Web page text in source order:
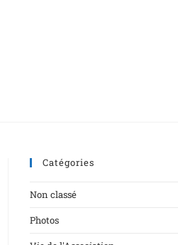
Catégories
Non classé
Photos